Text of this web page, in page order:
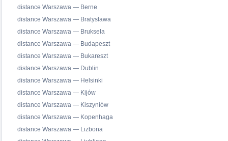
distance Warszawa — Berne
distance Warszawa — Bratysława
distance Warszawa — Bruksela
distance Warszawa — Budapeszt
distance Warszawa — Bukareszt
distance Warszawa — Dublin
distance Warszawa — Helsinki
distance Warszawa — Kijów
distance Warszawa — Kiszyniów
distance Warszawa — Kopenhaga
distance Warszawa — Lizbona